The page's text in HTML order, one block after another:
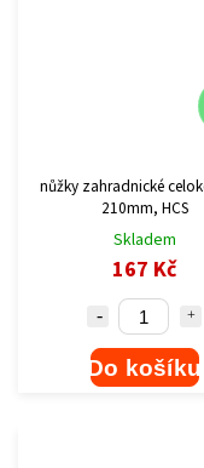
nůžky zahradnické
210mm, HCS
Skladem
167 Kč
Do košíku